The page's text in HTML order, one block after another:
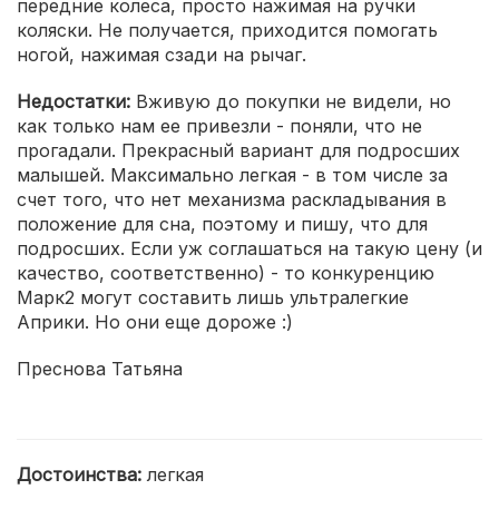
передние колеса, просто нажимая на ручки
коляски. Не получается, приходится помогать
ногой, нажимая сзади на рычаг.
Недостатки: Вживую до покупки не видели, но
как только нам ее привезли - поняли, что не
прогадали. Прекрасный вариант для подросших
малышей. Максимально легкая - в том числе за
счет того, что нет механизма раскладывания в
положение для сна, поэтому и пишу, что для
подросших. Если уж соглашаться на такую цену (и
качество, соответственно) - то конкуренцию
Марк2 могут составить лишь ультралегкие
Априки. Но они еще дороже :)
Преснова Татьяна
Достоинства:легкая